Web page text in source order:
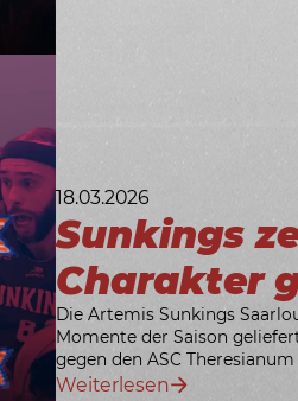
18.03.2026
Sunkings
Charakter
Die Artemis Sunkings
Momente der Saison
gegen den ASC
Weiterlesen